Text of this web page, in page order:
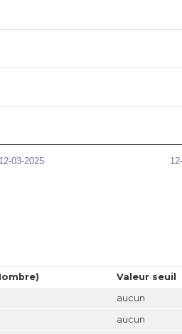
12-03-2025
Valeur seuil
aucun
aucun